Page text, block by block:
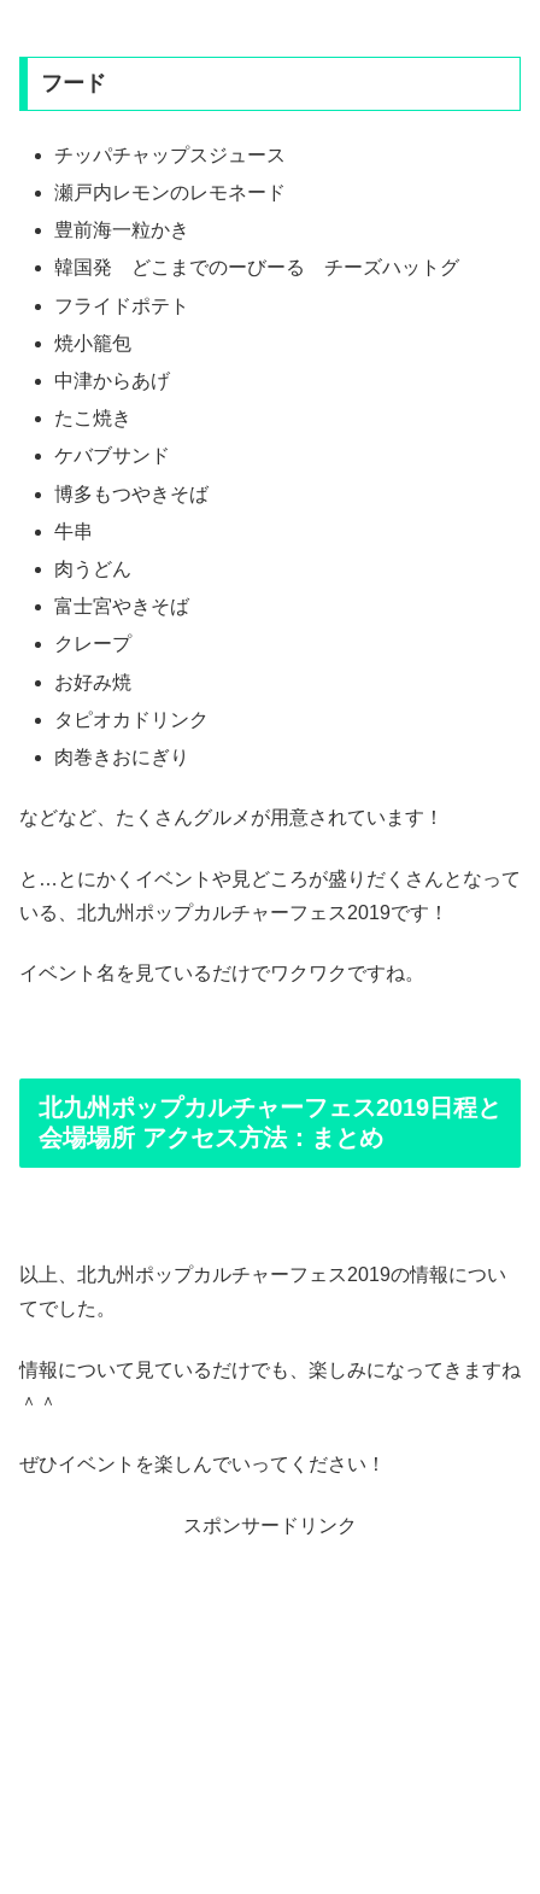
フード
チッパチャップスジュース
瀬戸内レモンのレモネード
豊前海一粒かき
韓国発 どこまでのーびーる チーズハットグ
フライドポテト
焼小籠包
中津からあげ
たこ焼き
ケバブサンド
博多もつやきそば
牛串
肉うどん
富士宮やきそば
クレープ
お好み焼
タピオカドリンク
肉巻きおにぎり
などなど、たくさんグルメが用意されています！
と…とにかくイベントや見どころが盛りだくさんとなって
いる、北九州ポップカルチャーフェス2019です！
イベント名を見ているだけでワクワクですね。
北九州ポップカルチャーフェス2019日程と
会場場所 アクセス方法：まとめ
以上、北九州ポップカルチャーフェス2019の情報につい
てでした。
情報について見ているだけでも、楽しみになってきますね
＾＾
ぜひイベントを楽しんでいってください！
スポンサードリンク